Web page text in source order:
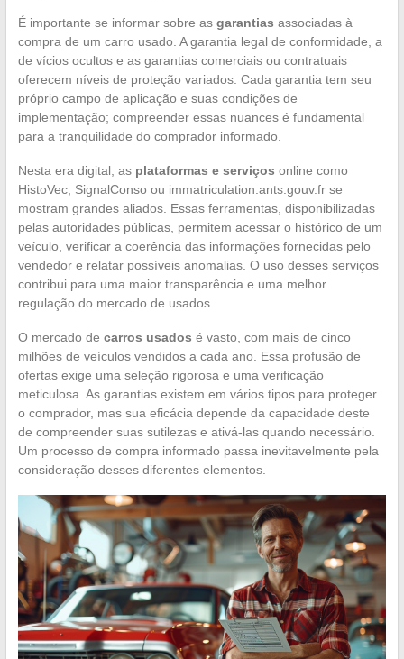
É importante se informar sobre as garantias associadas à
compra de um carro usado. A garantia legal de conformidade, a
de vícios ocultos e as garantias comerciais ou contratuais
oferecem níveis de proteção variados. Cada garantia tem seu
próprio campo de aplicação e suas condições de
implementação; compreender essas nuances é fundamental
para a tranquilidade do comprador informado.
Nesta era digital, as plataformas e serviços online como
HistoVec, SignalConso ou immatriculation.ants.gouv.fr se
mostram grandes aliados. Essas ferramentas, disponibilizadas
pelas autoridades públicas, permitem acessar o histórico de um
veículo, verificar a coerência das informações fornecidas pelo
vendedor e relatar possíveis anomalias. O uso desses serviços
contribui para uma maior transparência e uma melhor
regulação do mercado de usados.
O mercado de carros usados é vasto, com mais de cinco
milhões de veículos vendidos a cada ano. Essa profusão de
ofertas exige uma seleção rigorosa e uma verificação
meticulosa. As garantias existem em vários tipos para proteger
o comprador, mas sua eficácia depende da capacidade deste
de compreender suas sutilezas e ativá-las quando necessário.
Um processo de compra informado passa inevitavelmente pela
consideração desses diferentes elementos.